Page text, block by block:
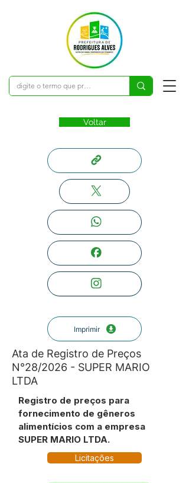
Voltar
Imprimir
Ata de Registro de Preços
N°28/2026 - SUPER MARIO
LTDA
Registro de preços para
fornecimento de gêneros
alimentícios com a empresa
SUPER MARIO LTDA.
Licitações